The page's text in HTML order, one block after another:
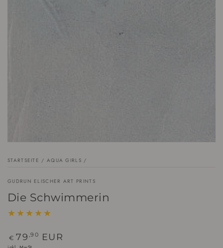
aufmachen
STARTSEITE / AQUA GIRLS /
GUDRUN ELISCHER ART PRINTS
Die Schwimmerin
Regulärer
€ 79 ,90 EUR